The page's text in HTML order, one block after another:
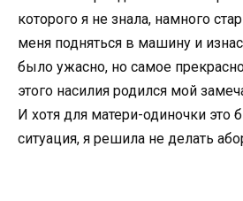
которого я не знала, намного
меня подняться в машину и
было ужасно, но самое
этого насилия родился мой
И хотя для матери-одиночки это
ситуация, я решила не делать